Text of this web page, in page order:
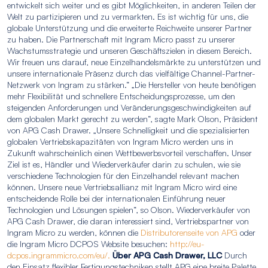
entwickelt sich weiter und es gibt Möglichkeiten, in anderen Teilen der
Welt zu partizipieren und zu vermarkten. Es ist wichtig für uns, die
globale Unterstützung und die erweiterte Reichweite unserer Partner
zu haben. Die Partnerschaft mit Ingram Micro passt zu unserer
Wachstumsstrategie und unseren Geschäftszielen in diesem Bereich.
Wir freuen uns darauf, neue Einzelhandelsmärkte zu unterstützen und
unsere internationale Präsenz durch das vielfältige Channel-Partner-
Netzwerk von Ingram zu stärken.“ „Die Hersteller von heute benötigen
mehr Flexibilität und schnellere Entscheidungsprozesse, um den
steigenden Anforderungen und Veränderungsgeschwindigkeiten auf
dem globalen Markt gerecht zu werden“, sagte Mark Olson, Präsident
von APG Cash Drawer. „Unsere Schnelligkeit und die spezialisierten
globalen Vertriebskapazitäten von Ingram Micro werden uns in
Zukunft wahrscheinlich einen Wettbewerbsvorteil verschaffen. Unser
Ziel ist es, Händler und Wiederverkäufer darin zu schulen, wie sie
verschiedene Technologien für den Einzelhandel relevant machen
können. Unsere neue Vertriebsallianz mit Ingram Micro wird eine
entscheidende Rolle bei der internationalen Einführung neuer
Technologien und Lösungen spielen“, so Olson. Wiederverkäufer von
APG Cash Drawer, die daran interessiert sind, Vertriebspartner von
Ingram Micro zu werden, können die Distributorenseite von APG oder
die Ingram Micro DCPOS Website besuchen: http://eu-
dcpos.ingrammicro.com/eu/. Über APG Cash Drawer, LLC Durch